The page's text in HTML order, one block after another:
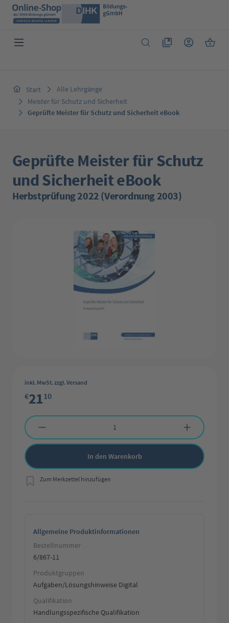
Zum Hauptinhalt springen
Du hast 0 Produkte
Start
Alle Lehrgänge
Meister für Schutz und Sicherheit
Geprüfte Meister für Schutz und Sicherheit eBook
Geprüfte Meister für Schutz
und Sicherheit eBook
Herbstprüfung 2022 (Verordnung 2003)
inkl. MwSt. zzgl. Versand
€2110
Produkt Anzahl: Gib den gewünschten Wert ein oder benutze die
In den Warenkorb
Zum Merkzettel hinzufügen
Allgemeine Produktinformationen
Bestellnummer
6/867-11
Produktgruppen
Aufgaben/Lösungshinweise Digital
Qualifikation
Handlungsspezifische Qualifikation